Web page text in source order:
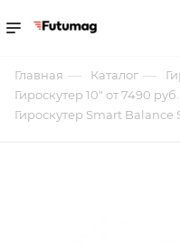
Главная — Каталог —
Гироскутер 10" от 7490
Гироскутер Smart Balance